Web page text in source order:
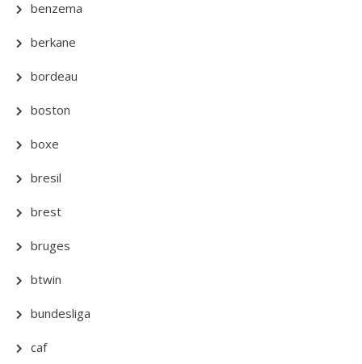
benzema
berkane
bordeau
boston
boxe
bresil
brest
bruges
btwin
bundesliga
caf